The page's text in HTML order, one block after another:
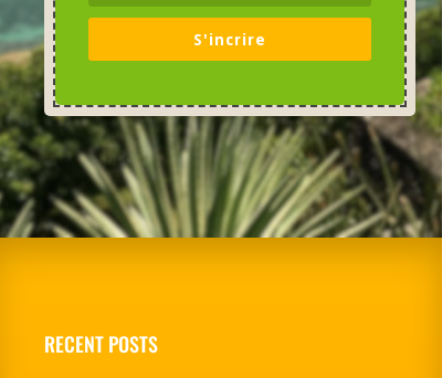
S'incrire
RECENT POSTS